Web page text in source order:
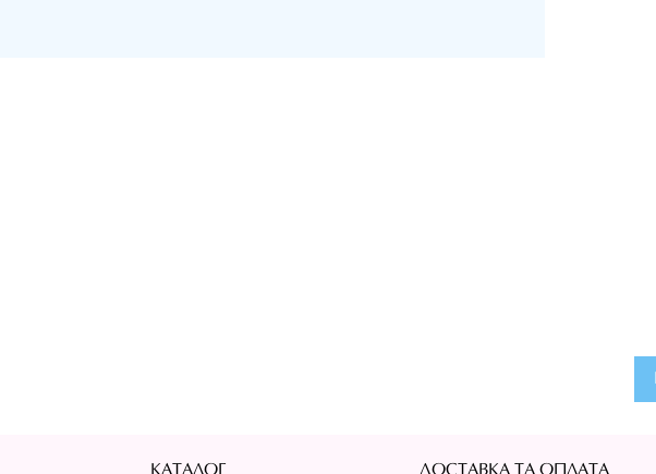
КАТАЛОГ ДОСТАВКА ТА ОПЛАТА